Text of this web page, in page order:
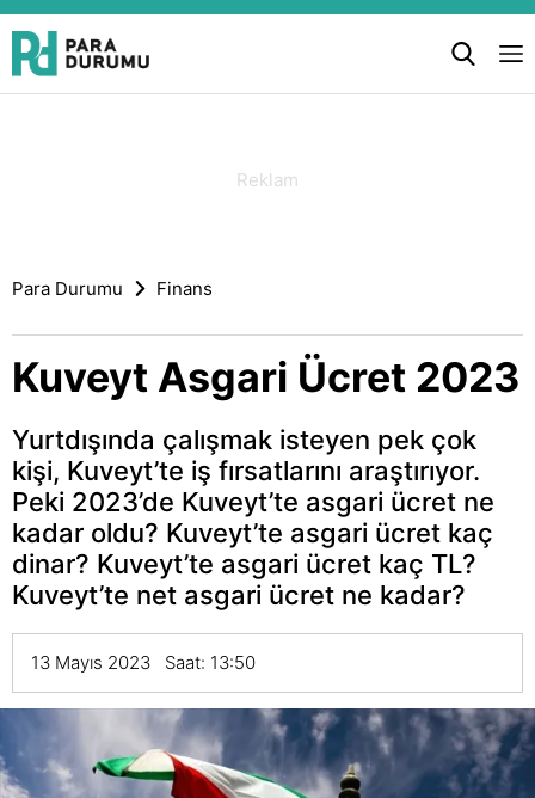
Para Durumu Finans
Kuveyt Asgari Ücret 2023
Yurtdışında çalışmak isteyen pek çok
kişi, Kuveyt’te iş fırsatlarını araştırıyor.
Peki 2023’de Kuveyt’te asgari ücret ne
kadar oldu? Kuveyt’te asgari ücret kaç
dinar? Kuveyt’te asgari ücret kaç TL?
Kuveyt’te net asgari ücret ne kadar?
13 Mayıs 2023 Saat: 13:50